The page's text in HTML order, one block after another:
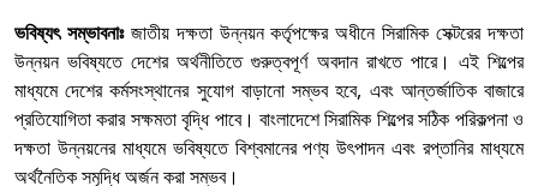
ভবিষ্যৎ সম্ভাবনাঃজাতীয় দক্ষতা উন্নয়ন কর্তৃপক্ষের অধীনে সিরামিক সেক্টরের দক্ষতা
উন্নয়ন ভবিষ্যতে দেশের অর্থনীতিতে গুরুত্বপূর্ণ অবদান রাখতে পারে। এই শিল্পের
মাধ্যমে দেশের কর্মসংস্থানের সুযোগ বাড়ানো সম্ভব হবে, এবং আন্তর্জাতিক বাজারে
প্রতিযোগিতা করার সক্ষমতা বৃদ্ধি পাবে। বাংলাদেশে সিরামিক শিল্পের সঠিক পরিকল্পনা ও
দক্ষতা উন্নয়নের মাধ্যমে ভবিষ্যতে বিশ্বমানের পণ্য উৎপাদন এবং রপ্তানির মাধ্যমে
অর্থনৈতিক সমৃদ্ধি অর্জন করা সম্ভব।